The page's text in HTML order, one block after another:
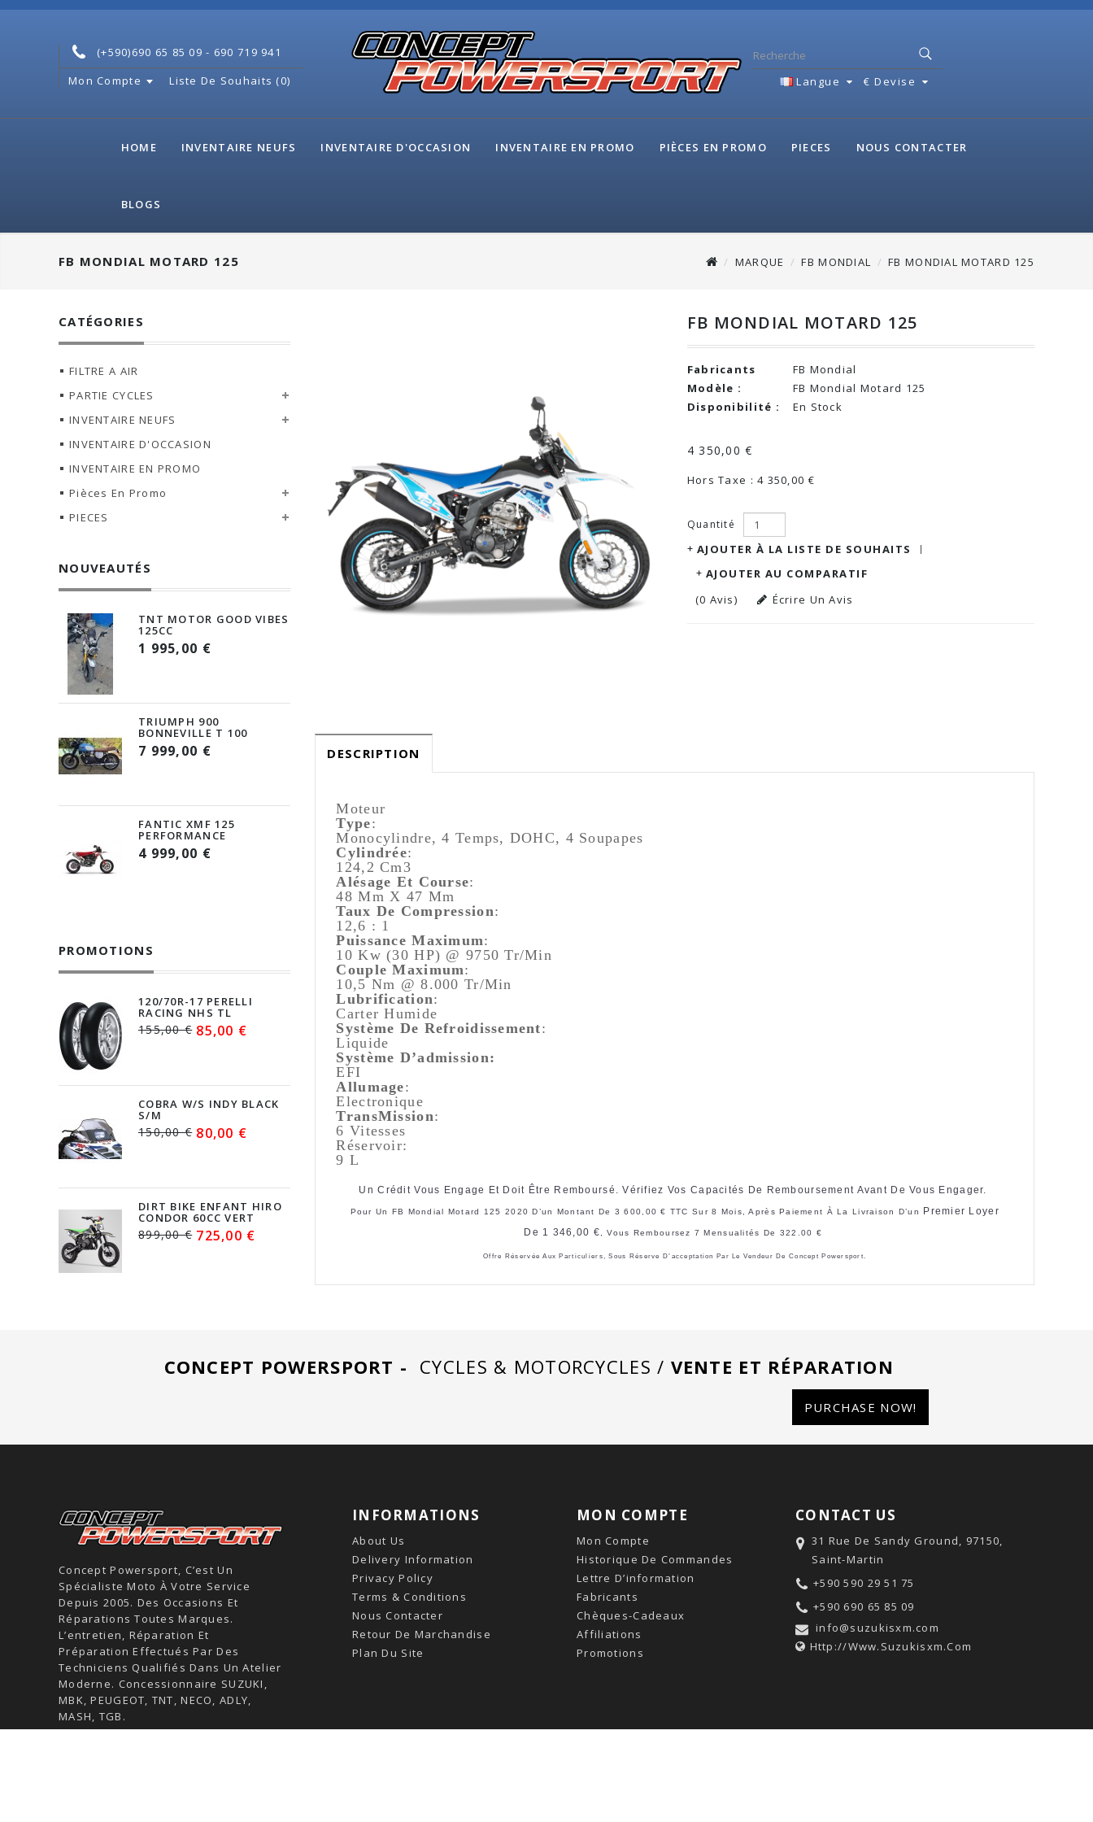
(+590)690 65 85 09 - 690 719 941
Mon Compte
Liste De Souhaits (0) Langue € Devise
HOME INVENTAIRE NEUFS INVENTAIRE D'OCCASION INVENTAIRE EN PROMO PIÈCES EN PROMO PIECES NOUS CONTACTER
BLOGS
FB MONDIAL MOTARD 125 MARQUE FB MONDIAL FB MONDIAL MOTARD 125
CATÉGORIES
FILTRE A AIR
PARTIE CYCLES
INVENTAIRE NEUFS
INVENTAIRE D'OCCASION
INVENTAIRE EN PROMO
Pièces En Promo
PIECES
NOUVEAUTÉS
TNT MOTOR GOOD VIBES
125CC
1 995,00 €
TRIUMPH 900
BONNEVILLE T 100
7 999,00 €
FANTIC XMF 125
PERFORMANCE
4 999,00 €
PROMOTIONS
120/70R-17 PERELLI
RACING NHS TL
85,00 €
155,00 €
COBRA W/S INDY BLACK
S/M
80,00 €
150,00 €
DIRT BIKE ENFANT HIRO
CONDOR 60CC VERT
725,00 €
899,00 €
FB MONDIAL MOTARD 125
Fabricants
FB Mondial
Modèle :
FB Mondial Motard 125
Disponibilité :
En Stock
4 350,00 €
Hors Taxe : 4 350,00 €
Quantité
AJOUTER À LA LISTE DE SOUHAITS
AJOUTER AU COMPARATIF
(0 Avis)
Écrire Un Avis
DESCRIPTION
Moteur
Type:
Monocylindre, 4 Temps, DOHC, 4 Soupapes
Cylindrée:
124,2 Cm3
Alésage Et Course:
48 Mm X 47 Mm
Taux De Compression:
12,6 : 1
Puissance Maximum:
10 Kw (30 HP) @ 9750 Tr/min
Couple Maximum:
10,5 Nm @ 8.000 Tr/min
Lubrification:
Carter Humide
Système De Refroidissement:
Liquide
Système D’admission:
EFI
Allumage:
Electronique
TransMission:
6 Vitesses
Réservoir:
9 L
Un Crédit Vous Engage Et Doit Être Remboursé. Vérifiez Vos Capacités De Remboursement Avant De Vous Engager.
Pour Un FB Mondial Motard 125 2020 D’un Montant De 3 600,00 € TTC Sur 8 Mois, Après Paiement À La Livraison D’un
Premier Loyer
De 1 346,00 € , Vous Remboursez 7 Mensualités De 322.00 €
Offre Réservée Aux Particuliers, Sous Réserve D’acceptation Par Le Vendeur De Concept Powersport.
CONCEPT POWERSPORT - CYCLES & MOTORCYCLES / VENTE ET RÉPARATION
PURCHASE NOW!
Concept Powersport, C’est Un
Spécialiste Moto À Votre Service
Depuis 2005. Des Occasions Et
Réparations Toutes Marques.
L’entretien, Réparation Et
Préparation Effectués Par Des
Techniciens Qualifiés Dans Un Atelier
Moderne. Concessionnaire SUZUKI,
MBK, PEUGEOT, TNT, NECO, ADLY,
MASH, TGB.
INFORMATIONS
About Us
Delivery Information
Privacy Policy
Terms & Conditions
Nous Contacter
Retour De Marchandise
Plan Du Site
MON COMPTE
Mon Compte
Historique De Commandes
Lettre D’information
Fabricants
Chèques-Cadeaux
Affiliations
Promotions
CONTACT US
31 Rue De Sandy Ground, 97150,
Saint-Martin
+590 590 29 51 75
+590 690 65 85 09
info@suzukisxm.com
Http://www.suzukisxm.com